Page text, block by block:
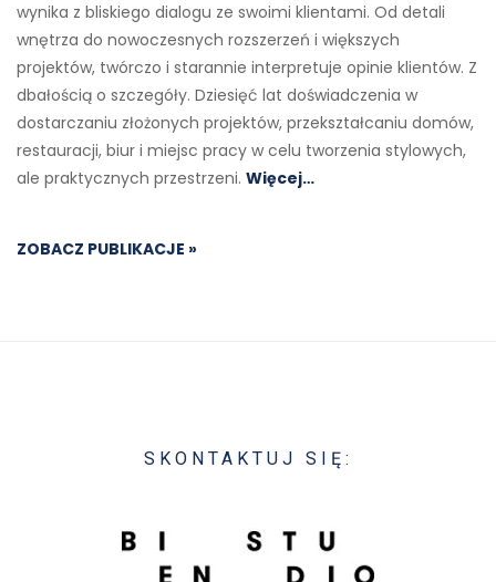
wynika z bliskiego dialogu ze swoimi klientami. Od detali
wnętrza do nowoczesnych rozszerzeń i większych
projektów, twórczo i starannie interpretuje opinie klientów. Z
dbałością o szczegóły. Dziesięć lat doświadczenia w
dostarczaniu złożonych projektów, przekształcaniu domów,
restauracji, biur i miejsc pracy w celu tworzenia stylowych,
ale praktycznych przestrzeni. Więcej…
ZOBACZ PUBLIKACJE »
SKONTAKTUJ SIĘ: